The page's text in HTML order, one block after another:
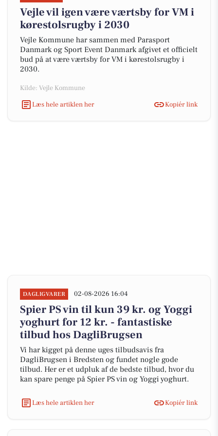
Vejle vil igen være værtsby for VM i
kørestolsrugby i 2030
Vejle Kommune har sammen med Parasport
Danmark og Sport Event Danmark afgivet et officielt
bud på at være værtsby for VM i kørestolsrugby i
2030.
Kilde: Vejle Kommune
Læs hele artiklen her
Kopiér link
DAGLIGVARER 02-08-2026 16:04
Spier PS vin til kun 39 kr. og Yoggi
yoghurt for 12 kr. - fantastiske
tilbud hos DagliBrugsen
Vi har kigget på denne uges tilbudsavis fra
DagliBrugsen i Bredsten og fundet nogle gode
tilbud. Her er et udpluk af de bedste tilbud, hvor du
kan spare penge på Spier PS vin og Yoggi yoghurt.
Læs hele artiklen her Kopiér link